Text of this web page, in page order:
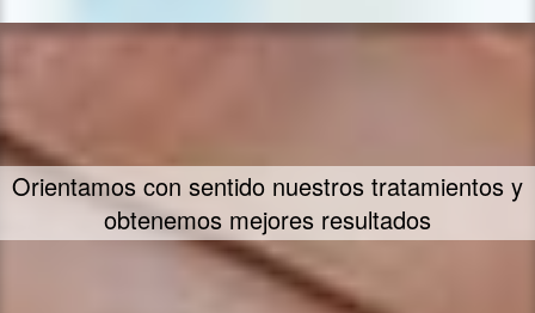
Orientamos con sentido nuestros tratamientos y
obtenemos mejores resultados